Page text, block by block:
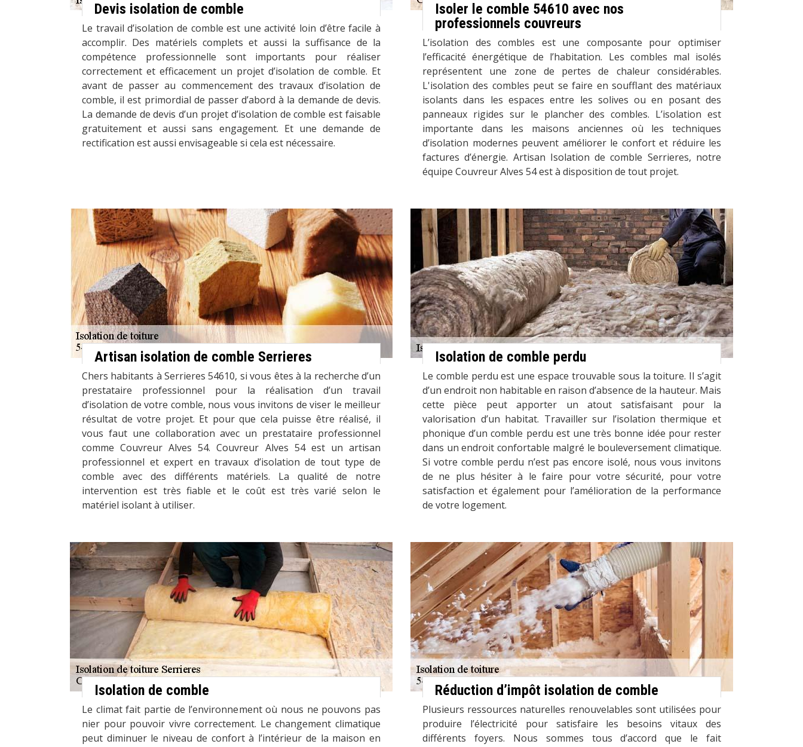
Devis isolation de comble
Le travail d’isolation de comble est une activité loin d’être facile à
accomplir. Des matériels complets et aussi la suffisance de la
compétence professionnelle sont importants pour réaliser
correctement et efficacement un projet d’isolation de comble. Et
avant de passer au commencement des travaux d’isolation de
comble, il est primordial de passer d’abord à la demande de devis.
La demande de devis d’un projet d’isolation de comble est faisable
gratuitement et aussi sans engagement. Et une demande de
rectification est aussi envisageable si cela est nécessaire.
Isoler le comble 54610 avec nos
professionnels couvreurs
L’isolation des combles est une composante pour optimiser
l’efficacité énergétique de l’habitation. Les combles mal isolés
représentent une zone de pertes de chaleur considérables.
L'isolation des combles peut se faire en soufflant des matériaux
isolants dans les espaces entre les solives ou en posant des
panneaux rigides sur le plancher des combles. L’isolation est
importante dans les maisons anciennes où les techniques
d’isolation modernes peuvent améliorer le confort et réduire les
factures d’énergie. Artisan Isolation de comble Serrieres, notre
équipe Couvreur Alves 54 est à disposition de tout projet.
Artisan isolation de comble Serrieres
Chers habitants à Serrieres 54610, si vous êtes à la recherche d’un
prestataire professionnel pour la réalisation d’un travail
d’isolation de votre comble, nous vous invitons de viser le meilleur
résultat de votre projet. Et pour que cela puisse être réalisé, il
vous faut une collaboration avec un prestataire professionnel
comme Couvreur Alves 54. Couvreur Alves 54 est un artisan
professionnel et expert en travaux d’isolation de tout type de
comble avec des différents matériels. La qualité de notre
intervention est très fiable et le coût est très varié selon le
matériel isolant à utiliser.
Isolation de comble perdu
Le comble perdu est une espace trouvable sous la toiture. Il s’agit
d’un endroit non habitable en raison d’absence de la hauteur. Mais
cette pièce peut apporter un atout satisfaisant pour la
valorisation d’un habitat. Travailler sur l’isolation thermique et
phonique d’un comble perdu est une très bonne idée pour rester
dans un endroit confortable malgré le bouleversement climatique.
Si votre comble perdu n’est pas encore isolé, nous vous invitons
de ne plus hésiter à le faire pour votre sécurité, pour votre
satisfaction et également pour l’amélioration de la performance
de votre logement.
Isolation de comble
Le climat fait partie de l’environnement où nous ne pouvons pas
nier pour pouvoir vivre correctement. Le changement climatique
peut diminuer le niveau de confort à l’intérieur de la maison en
Réduction d’impôt isolation de comble
Plusieurs ressources naturelles renouvelables sont utilisées pour
produire l’électricité pour satisfaire les besoins vitaux des
différents foyers. Nous sommes tous d’accord que le fait